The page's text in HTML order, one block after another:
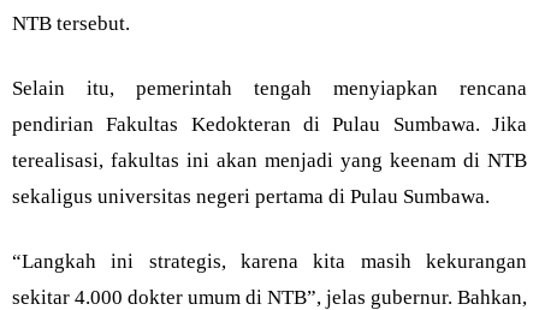
NTB tersebut.
Selain itu, pemerintah tengah menyiapkan rencana
pendirian Fakultas Kedokteran di Pulau Sumbawa. Jika
terealisasi, fakultas ini akan menjadi yang keenam di NTB
sekaligus universitas negeri pertama di Pulau Sumbawa.
“Langkah ini strategis, karena kita masih kekurangan
sekitar 4.000 dokter umum di NTB”, jelas gubernur. Bahkan,